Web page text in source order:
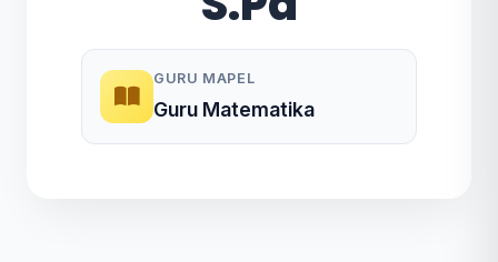
GURU MAPEL
Guru Matematika